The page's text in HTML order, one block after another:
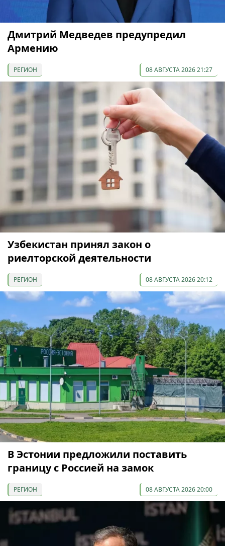
Дмитрий Медведев предупредил
Армению
РЕГИОН 08 АВГУСТА 2026 21:27
Узбекистан принял закон о
риелторской деятельности
РЕГИОН 08 АВГУСТА 2026 20:12
В Эстонии предложили поставить
границу с Россией на замок
РЕГИОН 08 АВГУСТА 2026 20:00